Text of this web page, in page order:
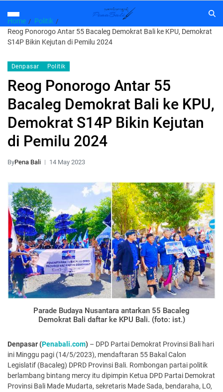
Home
Politik
Reog Ponorogo Antar 55 Bacaleg Demokrat Bali ke KPU, Demokrat
S14P Bikin Kejutan di Pemilu 2024
Denpasar Politik
Reog Ponorogo Antar 55
Bacaleg Demokrat Bali ke KPU,
Demokrat S14P Bikin Kejutan
di Pemilu 2024
ByPena Bali 14 May 2023
Parade Budaya Nusantara antarkan 55 Bacaleg
Demokrat Bali daftar ke KPU Bali. (foto: ist.)
Denpasar (Penabali.com) – DPD Partai Demokrat Provinsi Bali hari
ini Minggu pagi (14/5/2023), mendaftaran 55 Bakal Calon
Legislatif (Bacaleg) DPRD Provinsi Bali. Rombongan partai politik
berlambang bintang mercy itu dipimpin Ketua DPD Partai Demokrat
Provinsi Bali Made Mudarta, sekretaris Made Sada, bendaraha, LO,